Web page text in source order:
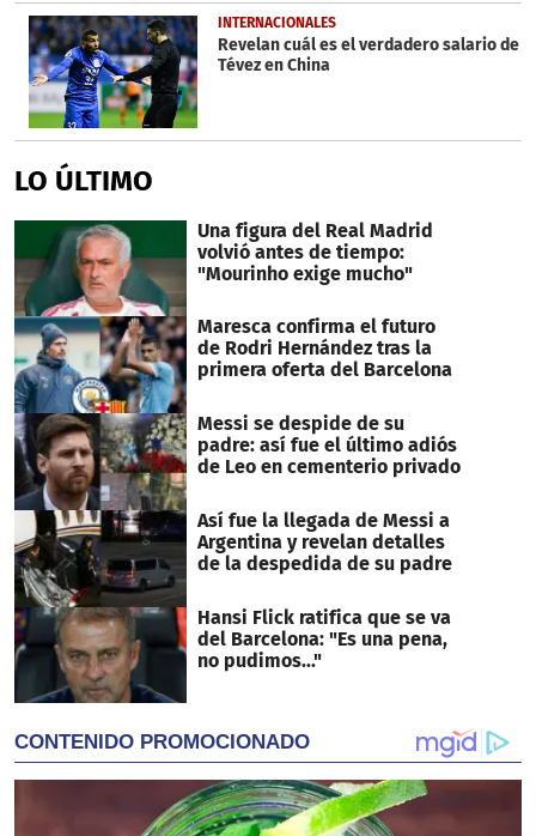
INTERNACIONALES
Revelan cuál es el verdadero salario de
Tévez en China
LO ÚLTIMO
Una figura del Real Madrid
volvió antes de tiempo:
"Mourinho exige mucho"
Maresca confirma el futuro
de Rodri Hernández tras la
primera oferta del Barcelona
Messi se despide de su
padre: así fue el último adiós
de Leo en cementerio privado
Así fue la llegada de Messi a
Argentina y revelan detalles
de la despedida de su padre
Hansi Flick ratifica que se va
del Barcelona: "Es una pena,
no pudimos..."